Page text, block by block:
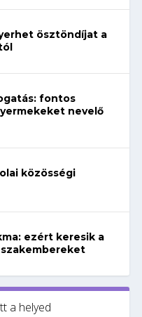
ösztöndíjat a
fontos
nevelő
közösségi
ezért keresik a
a helyed